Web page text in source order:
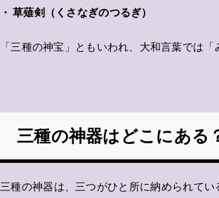
草薙剣（くさなぎのつるぎ）
「三種の神宝」ともいわれ、大和言葉では
三種の神器はどこにある
三種の神器は、三つがひと所に納められて